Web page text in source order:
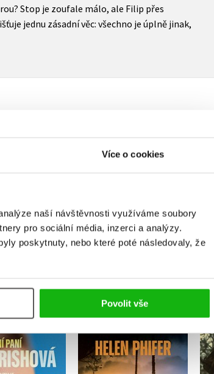
Více o cookies
naší návštěvnosti využíváme soubory
pro sociální média, inzerci a analýzy.
poskytnuty, nebo které poté následovaly, že
Povolit vše
Stop je zoufale málo, ale Filip přes
jednu zásadní věc: všechno je úplně jinak,
registrovaní uživatelé
paní
Poslední naživu
Helen Phifer